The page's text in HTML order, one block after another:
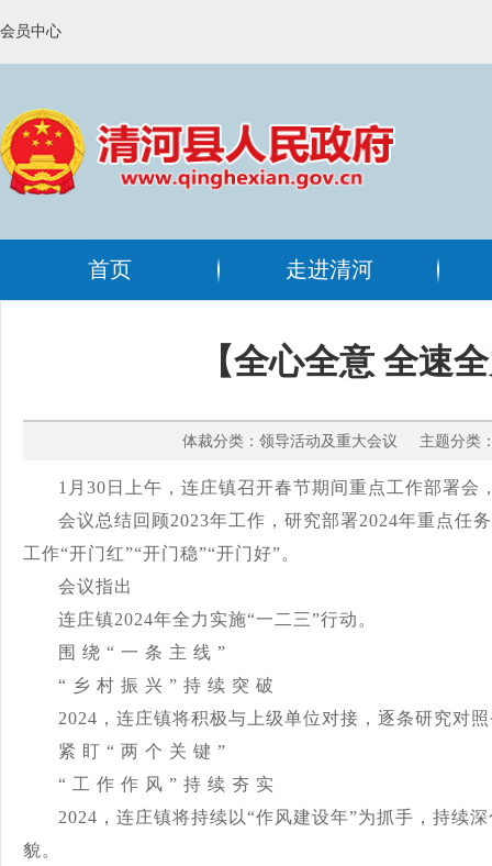
会员中心
首页 走进清河
【全心全意 全速
体裁分类：领导活动及重大会议 主题
1月30日上午，连庄镇召开春节期间重点工作部署会
会议总结回顾2023年工作，研究部署2024年重点任
工作“开门红”“开门稳”“开门好”。
会议指出
连庄镇2024年全力实施“一二三”行动。
围 绕 “ 一 条 主 线 ”
“ 乡 村 振 兴 ” 持 续 突 破
2024，连庄镇将积极与上级单位对接，逐条研究对
紧 盯 “ 两 个 关 键 ”
“ 工 作 作 风 ” 持 续 夯 实
2024，连庄镇将持续以“作风建设年”为抓手，持续
貌。